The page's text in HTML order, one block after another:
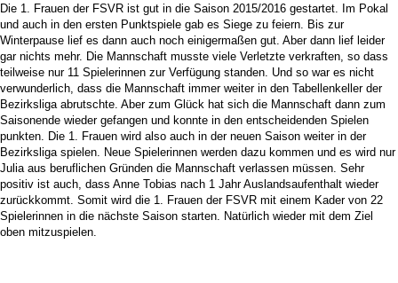
Die 1. Frauen der FSVR ist gut in die Saison 2015/2016 gestartet. Im Pokal
und auch in den ersten Punktspiele gab es Siege zu feiern. Bis zur
Winterpause lief es dann auch noch einigermaßen gut. Aber dann lief leider
gar nichts mehr. Die Mannschaft musste viele Verletzte verkraften, so dass
teilweise nur 11 Spielerinnen zur Verfügung standen. Und so war es nicht
verwunderlich, dass die Mannschaft immer weiter in den Tabellenkeller der
Bezirksliga abrutschte. Aber zum Glück hat sich die Mannschaft dann zum
Saisonende wieder gefangen und konnte in den entscheidenden Spielen
punkten. Die 1. Frauen wird also auch in der neuen Saison weiter in der
Bezirksliga spielen. Neue Spielerinnen werden dazu kommen und es wird nur
Julia aus beruflichen Gründen die Mannschaft verlassen müssen. Sehr
positiv ist auch, dass Anne Tobias nach 1 Jahr Auslandsaufenthalt wieder
zurückkommt. Somit wird die 1. Frauen der FSVR mit einem Kader von 22
Spielerinnen in die nächste Saison starten. Natürlich wieder mit dem Ziel
oben mitzuspielen.